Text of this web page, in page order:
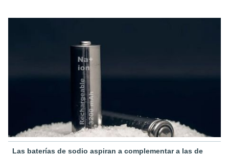
Las baterías de sodio aspiran a complementar a las de